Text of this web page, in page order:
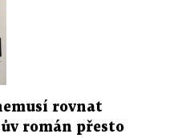
rovnat
román přesto